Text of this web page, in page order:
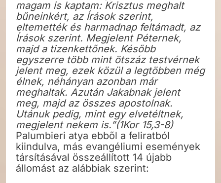
magam is kaptam: Krisztus meghalt
bűneinkért, az Írások szerint,
eltemették és harmadnap feltámadt, az
Írások szerint. Megjelent Péternek,
majd a tizenkettőnek. Később
egyszerre több mint ötszáz testvérnek
jelent meg, ezek közül a legtöbben még
élnek, néhányan azonban már
meghaltak. Azután Jakabnak jelent
meg, majd az összes apostolnak.
Utánuk pedig, mint egy elvetéltnek,
megjelent nekem is.”(1Kor 15,3-8)
Palumbieri atya ebből a feliratból
kiindulva, más evangéliumi események
társításával összeállított 14 újabb
állomást az alábbiak szerint: